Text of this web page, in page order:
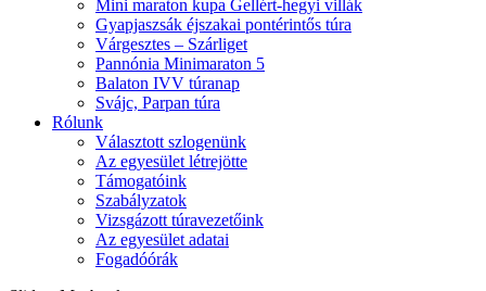
Mini maraton kupa Gellért-hegyi villák
Gyapjaszsák éjszakai pontérintős túra
Várgesztes – Szárliget
Pannónia Minimaraton 5
Balaton IVV túranap
Svájc, Parpan túra
Rólunk
Választott szlogenünk
Az egyesület létrejötte
Támogatóink
Szabályzatok
Vizsgázott túravezetőink
Az egyesület adatai
Fogadóórák